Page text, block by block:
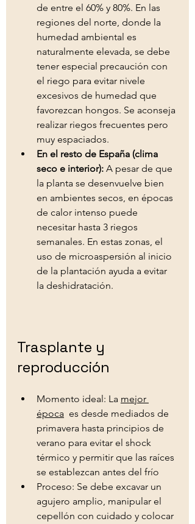
de entre el 60% y 80%. En las
regiones del norte, donde la
humedad ambiental es
naturalmente elevada, se debe
tener especial precaución con
el riego para evitar nivele
excesivos de humedad que
favorezcan hongos. Se aconseja
realizar riegos frecuentes pero
muy espaciados.
En el resto de España (clima
seco e interior): A pesar de que
la planta se desenvuelve bien
en ambientes secos, en épocas
de calor intenso puede
necesitar hasta 3 riegos
semanales. En estas zonas, el
uso de microaspersión al inicio
de la plantación ayuda a evitar
la deshidratación.
Trasplante y
reproducción
Momento ideal: La mejor
época
  es desde mediados de
primavera hasta principios de
verano para evitar el shock
térmico y permitir que las raíces
se establezcan antes del frío
Proceso: Se debe excavar un
agujero amplio, manipular el
cepellón con cuidado y colocar